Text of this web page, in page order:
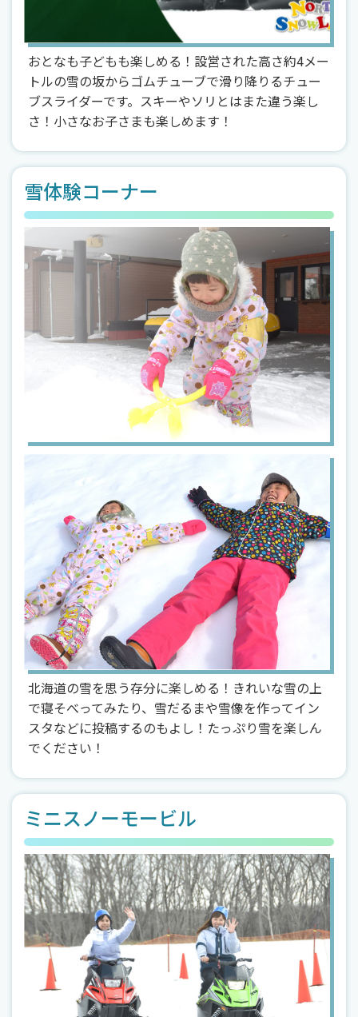
おとなも子どもも楽しめる！設営された高さ約4メー
トルの雪の坂からゴムチューブで滑り降りるチュー
ブスライダーです。スキーやソリとはまた違う楽し
さ！小さなお子さまも楽しめます！
雪体験コーナー
北海道の雪を思う存分に楽しめる！きれいな雪の上
で寝そべってみたり、雪だるまや雪像を作ってイン
スタなどに投稿するのもよし！たっぷり雪を楽しん
でください！
ミニスノーモービル